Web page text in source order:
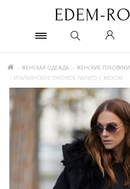
ЖЕНСКАЯ ОДЕЖДА
ЖЕНСКИЕ ПУХОВИКИ
ИТАЛЬЯНСКОЕ ПУХОВОЕ ПАЛЬТО С МЕХОМ